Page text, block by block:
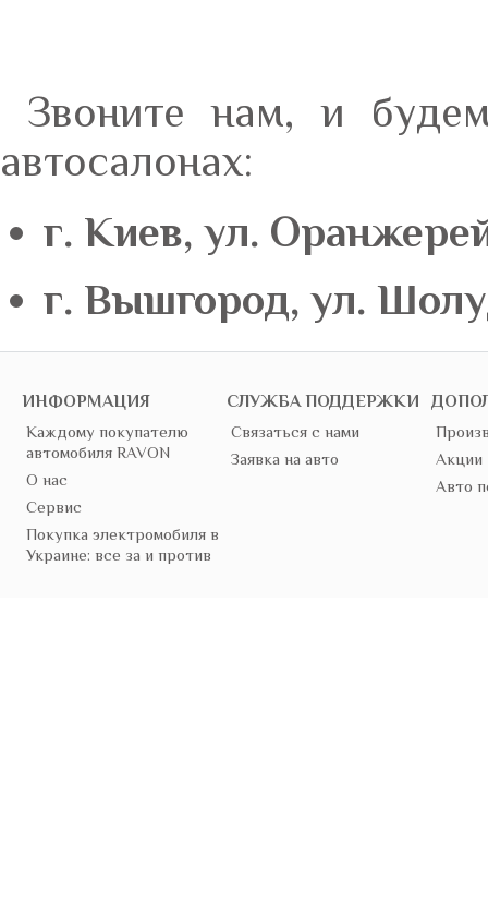
Звоните нам, и
автосалонах:
г. Киев, ул.
г. Вышгород, ул.
ИНФОРМАЦИЯ
Каждому покупателю
автомобиля RAVON
О нас
Сервис
Покупка электромобиля в
Украине: все за и против
СЛУЖБА ПОДДЕРЖКИ
Связаться с нами
Заявка на авто
Акции
Авто